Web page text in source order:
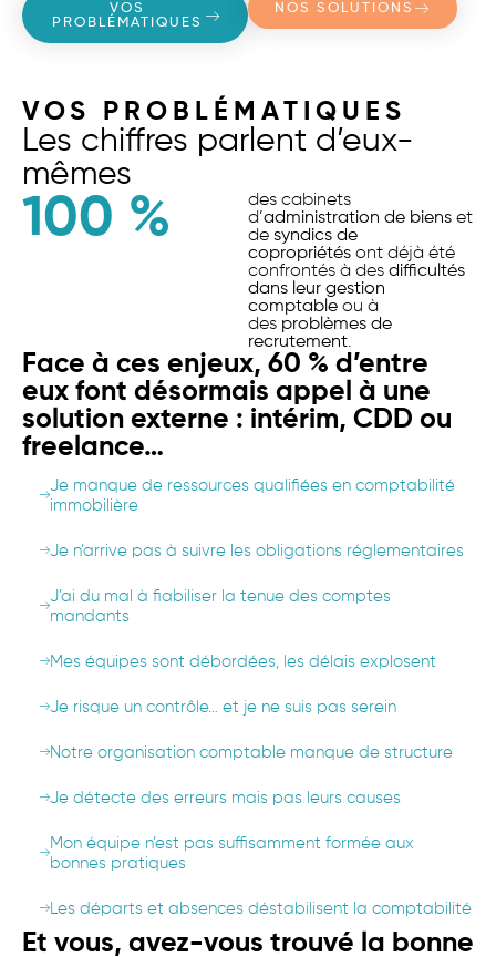
VOS
PROBLÉMATIQUES
NOS SOLUTIONS
VOS PROBLÉMATIQUES
Les chiffres parlent d’eux-
mêmes
100 %
des cabinets
d’administration de biens et
de syndics de
copropriétés ont déjà été
confrontés à des difficultés
dans leur gestion
comptable ou à
des problèmes de
recrutement.
Face à ces enjeux, 60 % d’entre
eux font désormais appel à une
solution externe : intérim, CDD ou
freelance…
Je manque de ressources qualifiées en comptabilité
immobilière
Je n’arrive pas à suivre les obligations réglementaires
J’ai du mal à fiabiliser la tenue des comptes
mandants
Mes équipes sont débordées, les délais explosent
Je risque un contrôle… et je ne suis pas serein
Notre organisation comptable manque de structure
Je détecte des erreurs mais pas leurs causes
Mon équipe n’est pas suffisamment formée aux
bonnes pratiques
Les départs et absences déstabilisent la comptabilité
Et vous, avez-vous trouvé la bonne